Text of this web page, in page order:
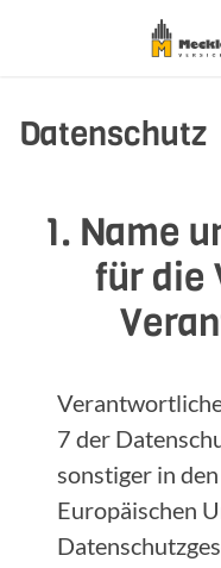
Datenschutz
1. Name
für die
7 der
sonstiger in
Europäischen